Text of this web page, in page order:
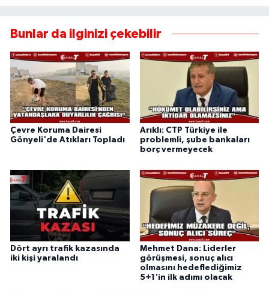
Bunlar da ilginizi çekebilir
Çevre Koruma Dairesi
Gönyeli'de Atıkları Topladı
Arıklı: CTP Türkiye ile
problemli, şube bankaları
borç vermeyecek
Dört ayrı trafik kazasında
iki kişi yaralandı
Mehmet Dana: Liderler
görüşmesi, sonuç alıcı
olmasını hedeflediğimiz
5+1'in ilk adımı olacak